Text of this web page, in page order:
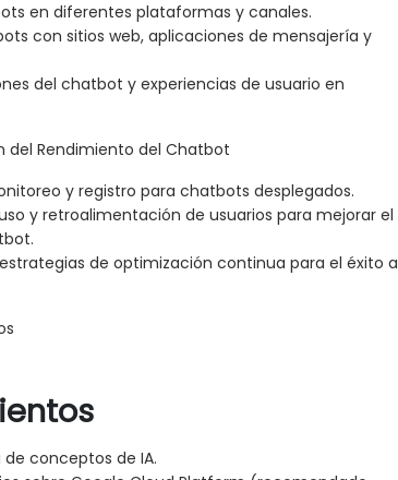
en diferentes plataformas y canales.
con sitios web, aplicaciones de mensajería y
del chatbot y experiencias de usuario en
del Rendimiento del Chatbot
y registro para chatbots desplegados.
y retroalimentación de usuarios para mejorar el
de optimización continua para el éxito a
conceptos de IA.